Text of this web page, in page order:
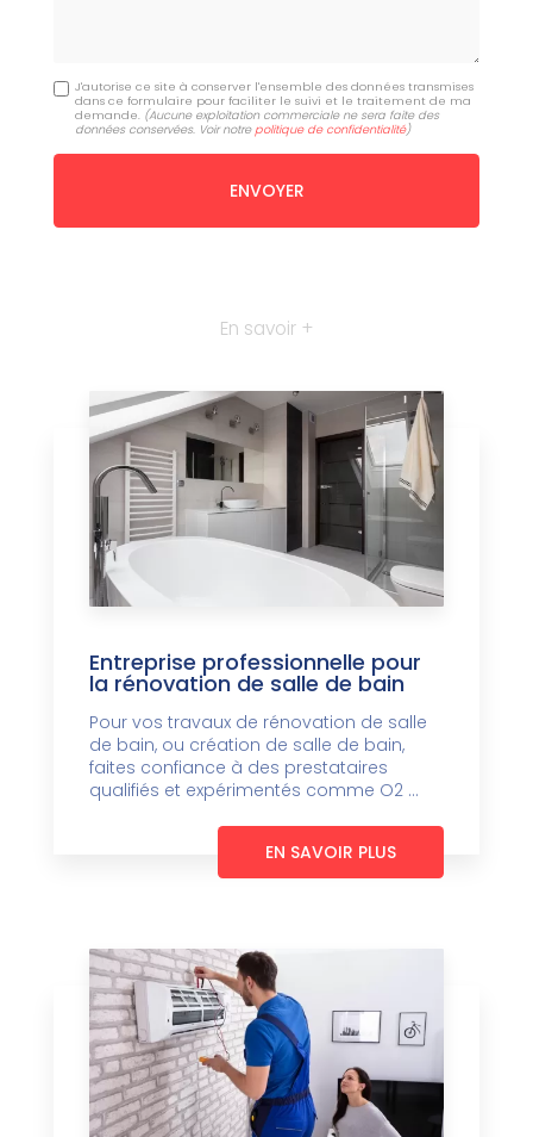
J'autorise ce site à conserver l'ensemble des données transmises
dans ce formulaire pour faciliter le suivi et le traitement de ma
demande. (Aucune exploitation commerciale ne sera faite des
données conservées. Voir notre politique de confidentialité)
En savoir +
Entreprise professionnelle pour
la rénovation de salle de bain
Pour vos travaux de rénovation de salle
de bain, ou création de salle de bain,
faites confiance à des prestataires
qualifiés et expérimentés comme O2 ...
EN SAVOIR PLUS